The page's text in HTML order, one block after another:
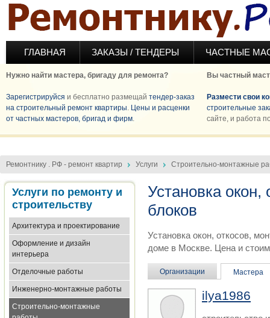
Перейти к основному содержанию
ГЛАВНАЯ ЗАКАЗЫ / ТЕНДЕРЫ ЧАСТНЫЕ
Нужно найти мастера, бригаду для ремонта?
Зарегистрируйся и бесплатно размещай тендер-заказ
на строительный ремонт квартиры. Цены и расценки
от частных мастеров, бригад и фирм.
Вы частный
Размести свои
строительные
сайте, и работа
Ремонтнику . РФ - ремонт квартир Услуги Строительно-монтажные
Услуги по ремонту и
строительству
Архитектура и проектирование
Оформление и дизайн
интерьера
Отделочные работы
Инженерно-монтажные работы
Строительно-монтажные
Установка
блоков
Установка окон, откосов,
доме в Москве. Цена и
Организации Мастера
ilya1986